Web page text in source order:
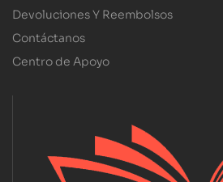
Devoluciones Y Reembolsos
Contáctanos
Centro de Apoyo